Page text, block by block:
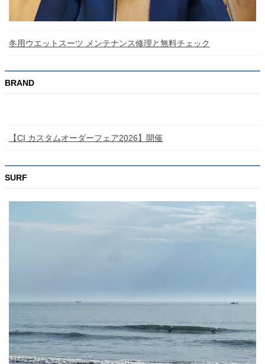
冬用ウエットスーツ メンテナンス修理と無料チェック
BRAND
【CI カスタムオーダーフェア2026】開催
SURF